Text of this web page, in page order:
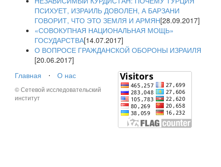
ПСИХУЕТ, ИЗРАИЛЬ ДОВОЛЕН, А БАРЗАНИ
ГОВОРИТ, ЧТО ЭТО ЗЕМЛЯ И АРМЯН[28.09.2017]
«СОВОКУПНАЯ НАЦИОНАЛЬНАЯ МОЩЬ»
ГОСУДАРСТВА[14.07.2017]
О ВОПРОСЕ ГРАЖДАНСКОЙ ОБОРОНЫ ИЗРАИЛЯ
[20.06.2017]
Главная
⋅ О нас
© Сетевой исследовательский
институт